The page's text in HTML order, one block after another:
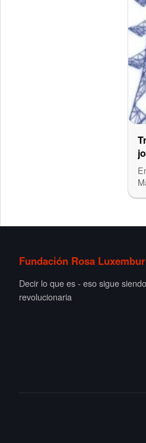
Fundación Rosa
Decir lo que es - eso sigue
revolucionaria